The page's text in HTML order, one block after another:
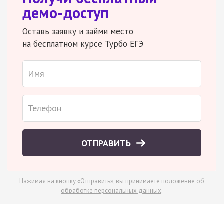
демо-доступ
Оставь заявку и займи место
на бесплатном курсе Турбо ЕГЭ
ОТПРАВИТЬ
Нажимая на кнопку «Отправить», вы принимаете положение об
обработке персональных данных.